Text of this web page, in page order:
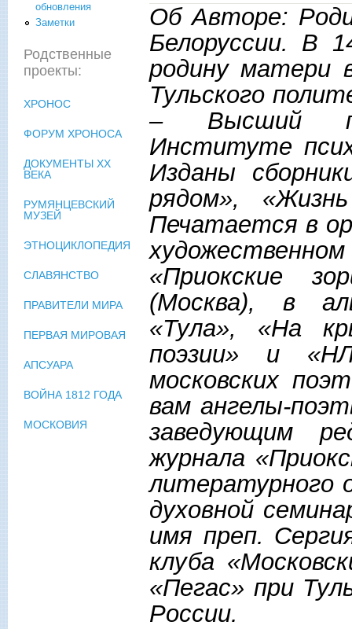
Об Авторе:
Белоруссии. В
родину матери
Тульского
– Высший
Институте
Изданы
рядом»,
Печатается в
«Приокские
(Москва), в
«Тула», «На
поэзии» и
московских
вам ангелы-
заведующим
журнала
литературного
духовной
имя преп.
клуба
«Пегас» при
России.
обновления
Заметки
Родственные
проекты:
ХРОНОС
ФОРУМ ХРОНОСА
ДОКУМЕНТЫ XX
ВЕКА
РУМЯНЦЕВСКИЙ
МУЗЕЙ
ЭТНОЦИКЛОПЕДИЯ
СЛАВЯНСТВО
ПРАВИТЕЛИ МИРА
ПЕРВАЯ МИРОВАЯ
АПСУАРА
ВОЙНА 1812 ГОДА
МОСКОВИЯ